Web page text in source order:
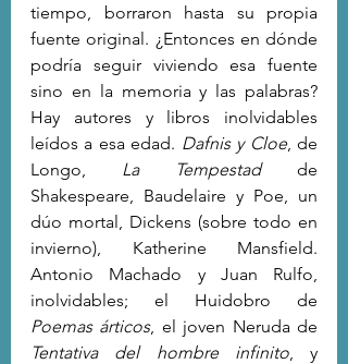
tiempo, borraron hasta su propia
fuente original. ¿Entonces en dónde
podría seguir viviendo esa fuente
sino en la memoria y las palabras?
Hay autores y libros inolvidables
leídos a esa edad. Dafnis y Cloe, de
Longo, La Tempestad de
Shakespeare, Baudelaire y Poe, un
dúo mortal, Dickens (sobre todo en
invierno), Katherine Mansfield.
Antonio Machado y Juan Rulfo,
Poemas árticos
Tentativa del hombre infinito, y